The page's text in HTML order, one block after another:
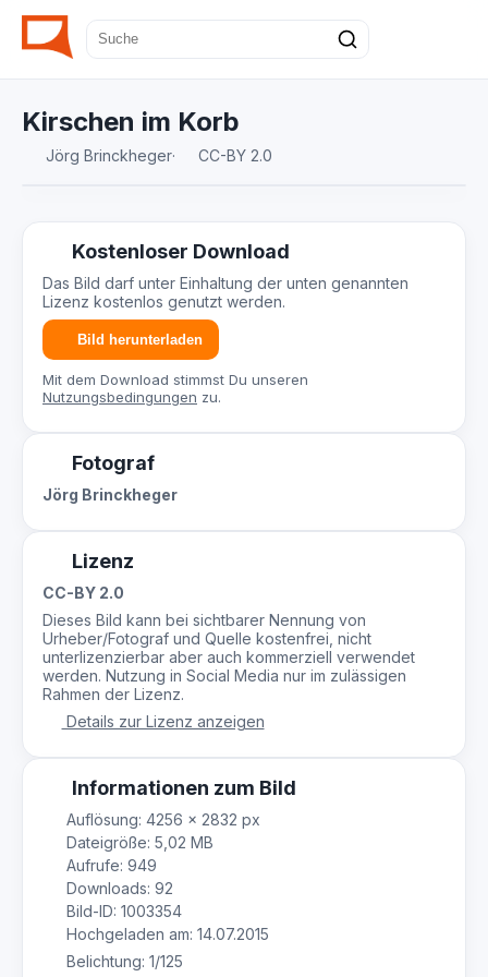
Kirschen im Korb
Jörg Brinckheger· CC-BY 2.0
Kostenloser Download
Das Bild darf unter Einhaltung der unten genannten
Lizenz kostenlos genutzt werden.
Bild herunterladen
Mit dem Download stimmst Du unseren
Nutzungsbedingungen zu.
Fotograf
Jörg Brinckheger
Lizenz
CC-BY 2.0
Dieses Bild kann bei sichtbarer Nennung von
Urheber/Fotograf und Quelle kostenfrei, nicht
unterlizenzierbar aber auch kommerziell verwendet
werden. Nutzung in Social Media nur im zulässigen
Rahmen der Lizenz.
Details zur Lizenz anzeigen
Informationen zum Bild
Auflösung: 4256 × 2832 px
Dateigröße: 5,02 MB
Aufrufe: 949
Downloads: 92
Bild-ID: 1003354
Hochgeladen am: 14.07.2015
Belichtung: 1/125